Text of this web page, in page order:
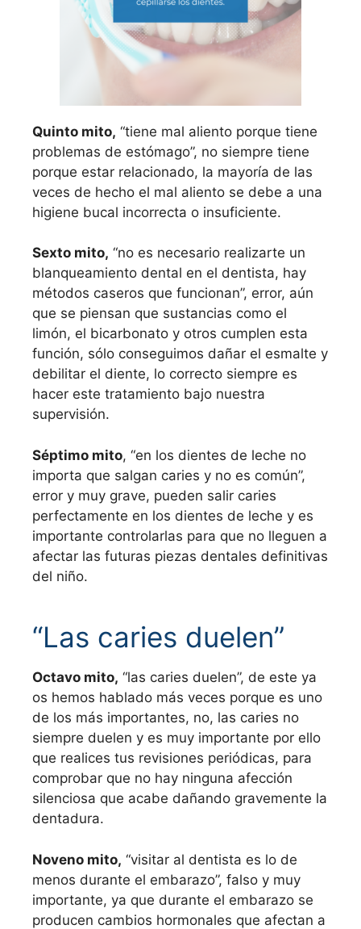
Quinto mito, “tiene mal aliento porque tiene
problemas de estómago”, no siempre tiene
porque estar relacionado, la mayoría de las
veces de hecho el mal aliento se debe a una
higiene bucal incorrecta o insuficiente.
Sexto mito, “no es necesario realizarte un
blanqueamiento dental en el dentista, hay
métodos caseros que funcionan”, error, aún
que se piensan que sustancias como el
limón, el bicarbonato y otros cumplen esta
función, sólo conseguimos dañar el esmalte y
debilitar el diente, lo correcto siempre es
hacer este tratamiento bajo nuestra
supervisión.
Séptimo mito, “en los dientes de leche no
importa que salgan caries y no es común”,
error y muy grave, pueden salir caries
perfectamente en los dientes de leche y es
importante controlarlas para que no lleguen a
afectar las futuras piezas dentales definitivas
del niño.
“Las caries duelen”
Octavo mito, “las caries duelen”, de este ya
os hemos hablado más veces porque es uno
de los más importantes, no, las caries no
siempre duelen y es muy importante por ello
que realices tus revisiones periódicas, para
comprobar que no hay ninguna afección
silenciosa que acabe dañando gravemente la
dentadura.
Noveno mito, “visitar al dentista es lo de
menos durante el embarazo”, falso y muy
importante, ya que durante el embarazo se
producen cambios hormonales que afectan a